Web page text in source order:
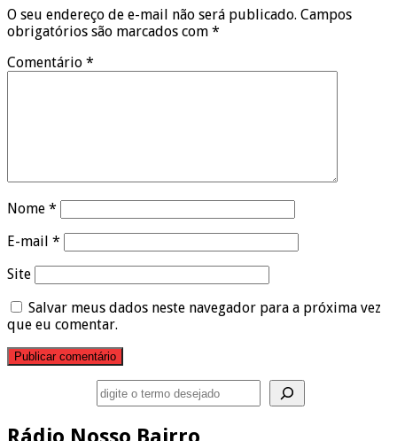
O seu endereço de e-mail não será publicado. Campos
obrigatórios são marcados com *
Comentário *
Nome *
E-mail *
Site
Salvar meus dados neste navegador para a próxima vez
que eu comentar.